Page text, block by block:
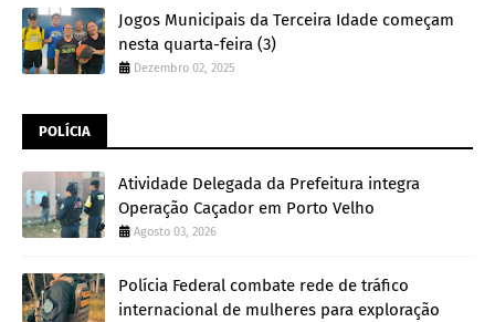
Jogos Municipais da Terceira Idade começam
nesta quarta-feira (3)
Dezembro 02, 2025
POLÍCIA
Atividade Delegada da Prefeitura integra
Operação Caçador em Porto Velho
Agosto 03, 2026
Polícia Federal combate rede de tráfico
internacional de mulheres para exploração